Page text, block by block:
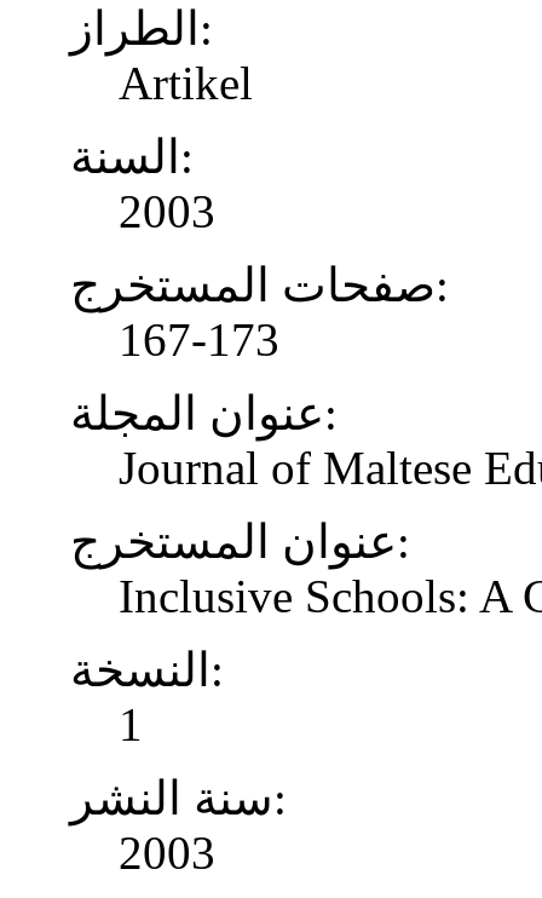
الطراز:
Artikel
السنة:
2003
صفحات المستخرج:
167-173
عنوان المجلة:
Journal of Maltese
عنوان المستخرج:
Inclusive Schools: A
النسخة:
1
سنة النشر:
2003